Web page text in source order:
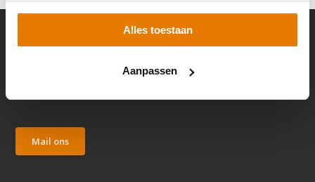
Alles toestaan
Aanpassen
Mail ons